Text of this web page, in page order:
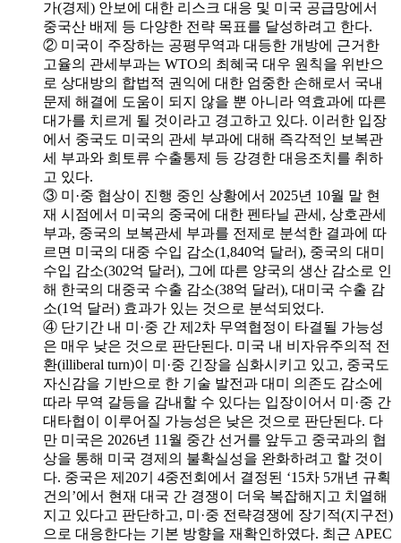
가(경제) 안보에 대한 리스크 대응 및 미국 공급망에서
중국산 배제 등 다양한 전략 목표를 달성하려고 한다.
② 미국이 주장하는 공평무역과 대등한 개방에 근거한
고율의 관세부과는 WTO의 최혜국 대우 원칙을 위반으
로 상대방의 합법적 권익에 대한 엄중한 손해로서 국내
문제 해결에 도움이 되지 않을 뿐 아니라 역효과에 따른
대가를 치르게 될 것이라고 경고하고 있다. 이러한 입장
에서 중국도 미국의 관세 부과에 대해 즉각적인 보복관
세 부과와 희토류 수출통제 등 강경한 대응조치를 취하
고 있다.
③ 미·중 협상이 진행 중인 상황에서 2025년 10월 말 현
재 시점에서 미국의 중국에 대한 펜타닐 관세, 상호관세
부과, 중국의 보복관세 부과를 전제로 분석한 결과에 따
르면 미국의 대중 수입 감소(1,840억 달러), 중국의 대미
수입 감소(302억 달러), 그에 따른 양국의 생산 감소로 인
해 한국의 대중국 수출 감소(38억 달러), 대미국 수출 감
소(1억 달러) 효과가 있는 것으로 분석되었다.
④ 단기간 내 미·중 간 제2차 무역협정이 타결될 가능성
은 매우 낮은 것으로 판단된다. 미국 내 비자유주의적 전
환(illiberal turn)이 미·중 긴장을 심화시키고 있고, 중국도
자신감을 기반으로 한 기술 발전과 대미 의존도 감소에
따라 무역 갈등을 감내할 수 있다는 입장이어서 미·중 간
대타협이 이루어질 가능성은 낮은 것으로 판단된다. 다
만 미국은 2026년 11월 중간 선거를 앞두고 중국과의 협
상을 통해 미국 경제의 불확실성을 완화하려고 할 것이
다. 중국은 제20기 4중전회에서 결정된 ‘15차 5개년 규획
건의’에서 현재 대국 간 경쟁이 더욱 복잡해지고 치열해
지고 있다고 판단하고, 미·중 전략경쟁에 장기적(지구전)
으로 대응한다는 기본 방향을 재확인하였다. 최근 APEC